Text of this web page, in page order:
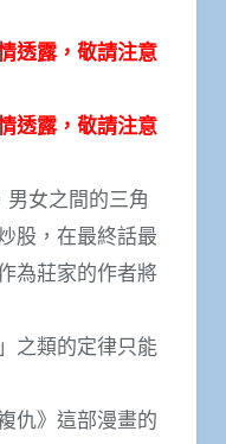
透露，敬請注意
透露，敬請注意
女之間的三角
股，在最終話最
為莊家的作者將
之類的定律只能
仇》這部漫畫的